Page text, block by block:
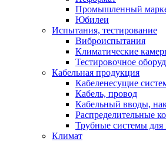
Промышленный
Юбилеи
Испытания, тестирование
Виброиспытания
Климатические
Тестировочное
Кабельная продукция
Кабеленесущие
Кабель, провод
Кабельный вводы,
Распределительные
Трубные системы для
Климат